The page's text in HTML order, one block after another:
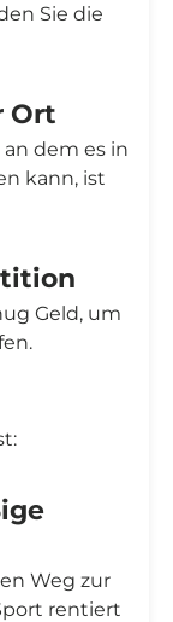
Sie die
Ort
dem es in
kann, ist
Geld, um
Weg zur
rentiert